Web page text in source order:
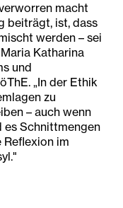
macht
beiträgt, ist, dass
werden – sei
Katharina
und
„In der Ethik
zu
– auch wenn
es Schnittmengen
Reflexion im